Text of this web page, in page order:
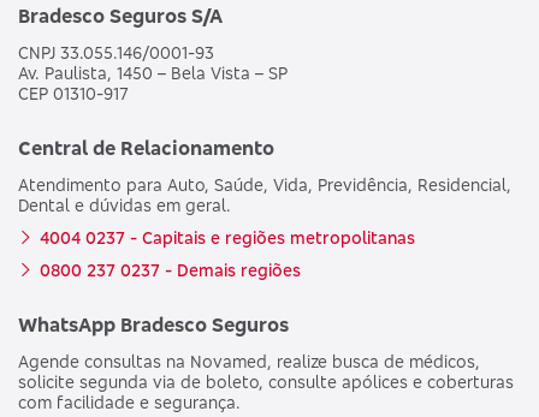
Bradesco Seguros S/A
CNPJ 33.055.146/0001-93
Av. Paulista, 1450 – Bela Vista – SP
CEP 01310-917
Central de Relacionamento
Atendimento para Auto, Saúde, Vida, Previdência, Residencial,
Dental e dúvidas em geral.
4004 0237 - Capitais e regiões metropolitanas
0800 237 0237 - Demais regiões
WhatsApp Bradesco Seguros
Agende consultas na Novamed, realize busca de médicos,
solicite segunda via de boleto, consulte apólices e coberturas
com facilidade e segurança.